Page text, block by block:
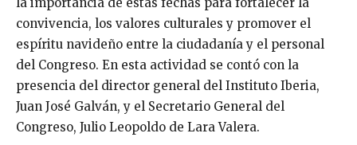
convivencia, los valores culturales y promover el
espíritu navideño entre la ciudadanía y el personal
del Congreso. En esta actividad se contó con la
presencia del director general del Instituto Iberia,
Juan José Galván, y el Secretario General del
Congreso, Julio Leopoldo de Lara Valera.